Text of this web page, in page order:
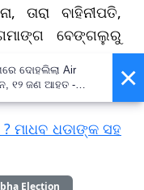
ତାରା ବାହିନୀପତି,
ବେଙ୍ଗଲୁରୁ
ମାଧବ ଧଡାଙ୍କ ସହ
Election
×
ଦୋହଲିଲା Air
୧୨ ଜଣ ଆହତ -